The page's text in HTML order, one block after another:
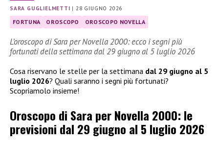
SARA GUGLIELMETTI |28 GIUGNO 2026
FORTUNA OROSCOPO OROSCOPO NOVELLA
L’oroscopo di Sara per Novella 2000: ecco i segni più
fortunati della settimana dal 29 giugno al 5 luglio 2026
Cosa riservano le stelle per la settimana dal 29 giugno al 5
luglio 2026? Quali saranno i segni più fortunati?
Scopriamolo insieme!
Oroscopo di Sara per Novella 2000: le
previsioni dal 29 giugno al 5 luglio 2026